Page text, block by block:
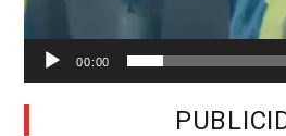
00:00